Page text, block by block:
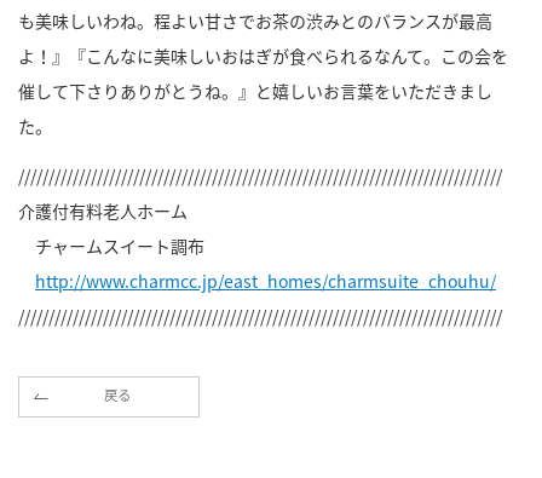
も美味しいわね。程よい甘さでお茶の渋みとのバランスが最高
よ！』『こんなに美味しいおはぎが食べられるなんて。この会を
催して下さりありがとうね。』と嬉しいお言葉をいただきまし
た。
////////////////////////////////////////////////////////////////////////////////
介護付有料老人ホーム
チャームスイート調布
http://www.charmcc.jp/east_homes/charmsuite_chouhu/
////////////////////////////////////////////////////////////////////////////////
戻る